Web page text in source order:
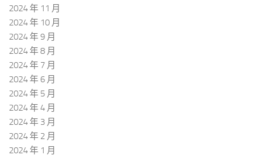
2024 年 11 月
2024 年 10 月
2024 年 9 月
2024 年 8 月
2024 年 7 月
2024 年 6 月
2024 年 5 月
2024 年 4 月
2024 年 3 月
2024 年 2 月
2024 年 1 月